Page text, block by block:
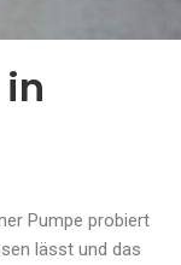
Pumpe probiert
lässt und das